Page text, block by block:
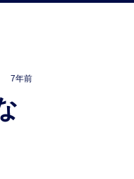
7年前